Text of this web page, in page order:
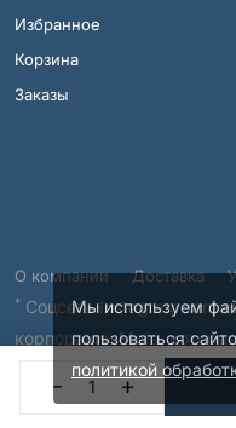
- +
Избранное
Корзина
Заказы
О компании Доставка
* Соцсеть Instagram
корпорации Meta,
© 2001 – 2026,
Мы используем
пользоваться
политикой